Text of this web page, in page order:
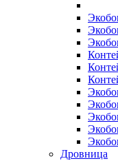
Дровница